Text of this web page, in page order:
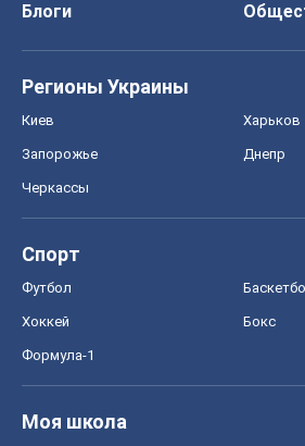
Блоги
Регионы Украины
Киев Харьков
Запорожье Днепр
Черкассы
Спорт
Футбол
Хоккей Бокс
Формула-1
Моя школа